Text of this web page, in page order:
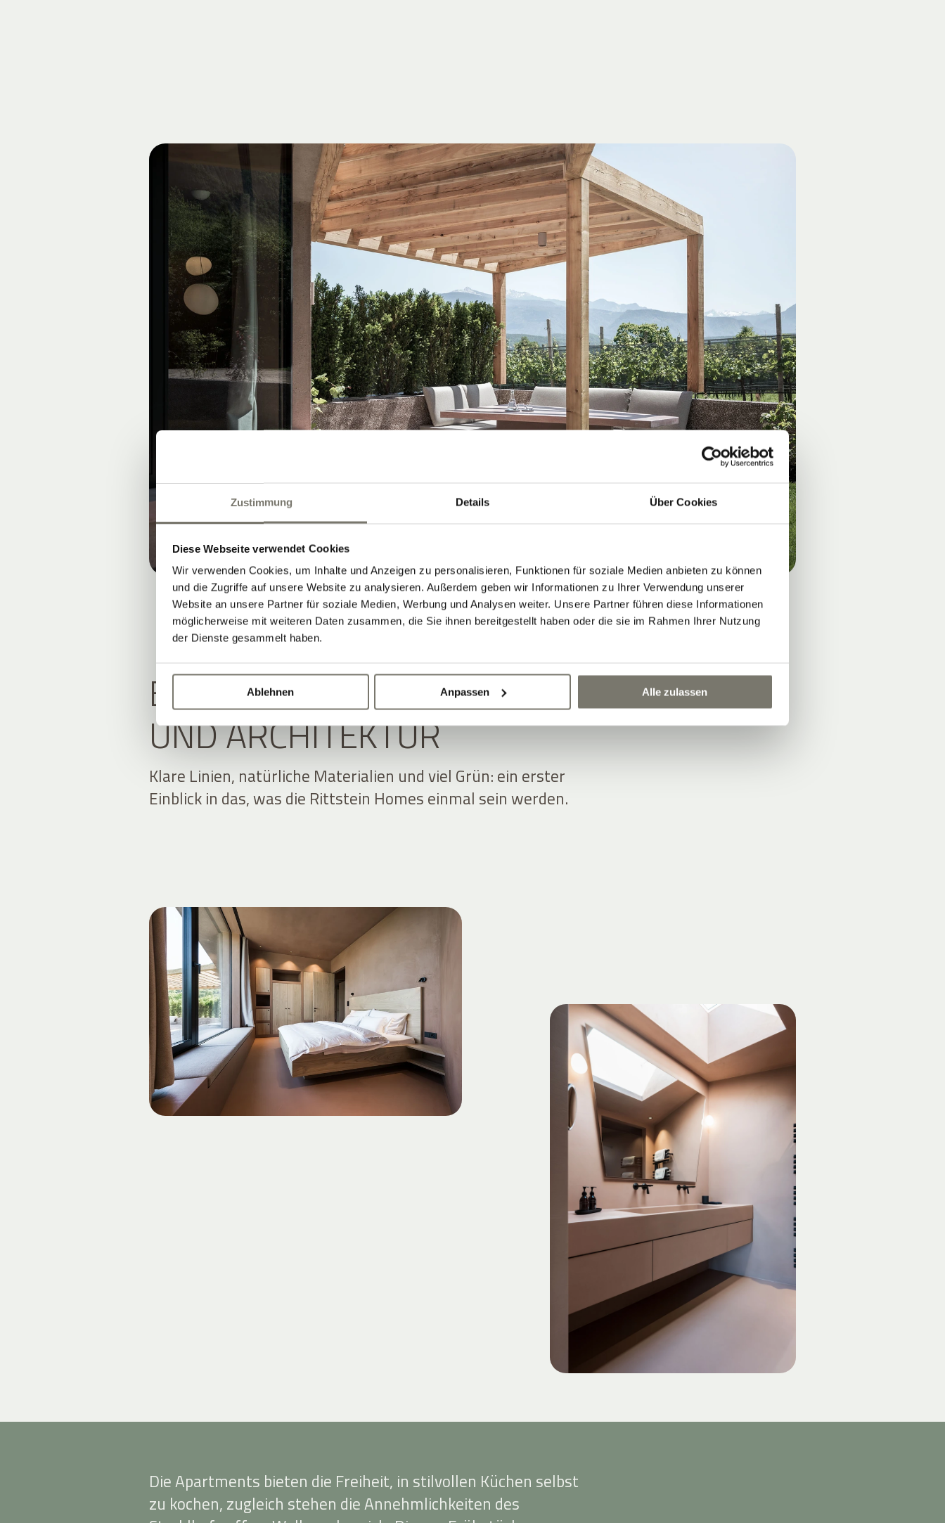
Zustimmung Details Über Cookies
Diese Webseite verwendet Cookies
Wir verwenden Cookies, um Inhalte und Anzeigen zu personalisieren, Funktionen für soziale Medien anbieten zu können
und die Zugriffe auf unsere Website zu analysieren. Außerdem geben wir Informationen zu Ihrer Verwendung unserer
Website an unsere Partner für soziale Medien, Werbung und Analysen weiter. Unsere Partner führen diese Informationen
möglicherweise mit weiteren Daten zusammen, die Sie ihnen bereitgestellt haben oder die sie im Rahmen Ihrer Nutzung
der Dienste gesammelt haben.
Ablehnen Anpassen Alle zulassen
EIN BLICK ZWISCHEN NATUR
UND ARCHITEKTUR
Klare Linien, natürliche Materialien und viel Grün: ein erster
Einblick in das, was die Rittstein Homes einmal sein werden.
Die Apartments bieten die Freiheit, in stilvollen Küchen selbst
zu kochen, zugleich stehen die Annehmlichkeiten des